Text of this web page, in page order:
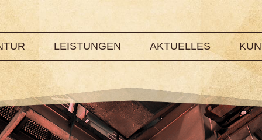
LEISTUNGEN AKTUELLES